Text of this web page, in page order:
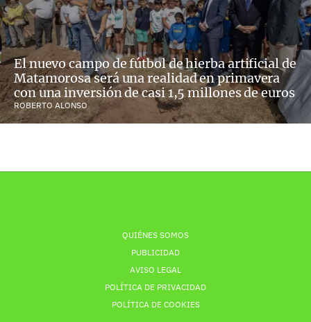
El nuevo campo de fútbol de hierba artificial de
Matamorosa será una realidad en primavera
con una inversión de casi 1,5 millones de euros
ROBERTO ALONSO
QUIÉNES SOMOS
PUBLICIDAD
AVISO LEGAL
POLÍTICA DE PRIVACIDAD
POLÍTICA DE COOKIES